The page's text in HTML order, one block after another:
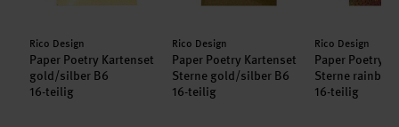
Hersteller:
Rico Design
Paper Poetry Kartenset
gold/silber B6
16-teilig
Hersteller:
Rico Design
Paper Poetry Kartenset
Sterne gold/silber B6
16-teilig
Hersteller:
Rico Design
Paper Poetry
Sterne
16-teilig